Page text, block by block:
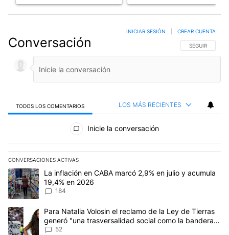
Conversación SIGA ESTA
SEGUIR
INICIAR SESIÓN CREAR CUENTA
TODOS LOS COMENTARIOS LOS MÁS RECIENTES
Todos los comentarios
Inicie la conversación
CONVERSACIONES ACTIVAS
Este listado muestra los artículos con más comentarios en los
Un artículo de tendencia con el título "La inflación en CABA
La inflación en CABA marcó 2,9% en julio y acumula
19,4% en 2026
184
Un artículo de tendencia con el título "Para Natalia Volosin el
Para Natalia Volosin el reclamo de la Ley de Tierras
generó "una trasversalidad social como la bandera
de Malvinas"
52